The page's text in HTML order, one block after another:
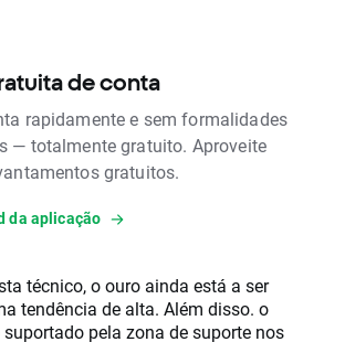
de conta
rapidamente e sem formalidades
— totalmente gratuito. Aproveite
gratuitos.
da aplicação
técnico, o ouro ainda está a ser
tendência de alta. Além disso. o
pela zona de suporte nos